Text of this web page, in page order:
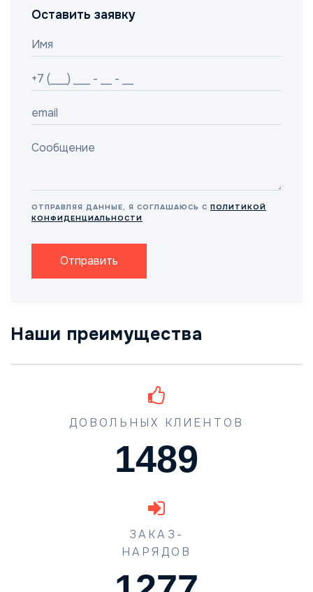
Оставить заявку
ОТПРАВЛЯЯ ДАННЫЕ, Я СОГЛАШАЮСЬ С ПОЛИТИКОЙ
КОНФИДЕНЦИАЛЬНОСТИ
Отправить
Наши преимущества
ДОВОЛЬНЫХ КЛИЕНТОВ
1489
ЗАКАЗ-
НАРЯДОВ